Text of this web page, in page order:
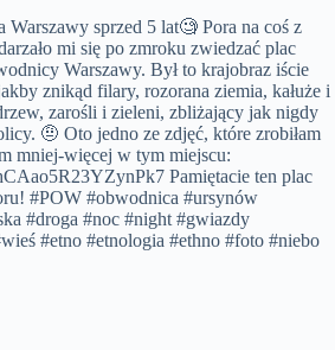
Warszawy sprzed 5 lat🧐 Pora na coś z
mi się po zmroku zwiedzać plac
Warszawy. Był to krajobraz iście
znikąd filary, rozorana ziemia, kałuże i
zarośli i zieleni, zbliżający jak nigdy
🤨 Oto jedno ze zdjęć, które zrobiłam
mniej-więcej w tym miejscu:
Pamiętacie ten plac
#POW #obwodnica #ursynów
#droga #noc #night #gwiazdy
#etno #etnologia #ethno #foto #niebo